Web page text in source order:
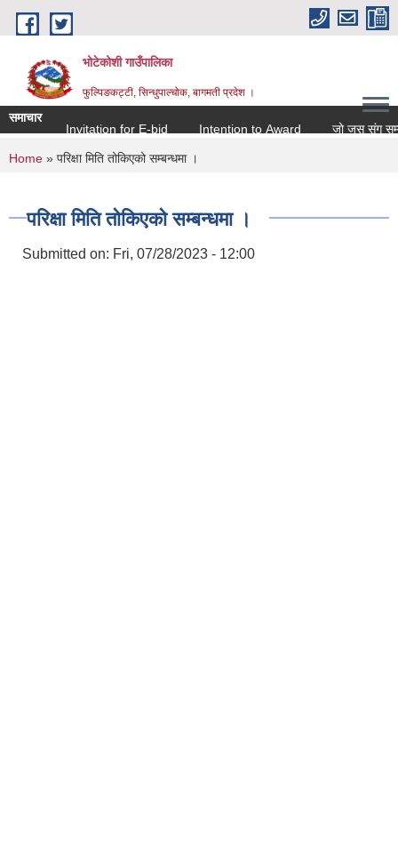
Skip to main content
भोटेकोशी गाउँपालिका
फुल्पिङकट्टी, सिन्धुपाल्चोक, बागमती प्रदेश ।
समाचार
Invitation for E-bid
Intention to Award जो जस संग
You are here
Home » परिक्षा मिति तोकिएको सम्बन्धमा ।
परिक्षा मिति तोकिएको सम्बन्धमा ।
Submitted on: Fri, 07/28/2023 - 12:00